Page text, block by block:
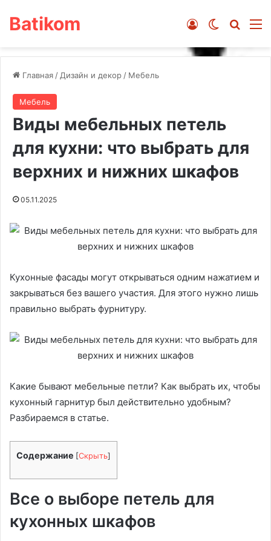
Batikom Switch skin
Войти
Главная / Дизайн и декор / Мебель
Мебель
Виды мебельных петель
для кухни: что выбрать для
верхних и нижних шкафов
05.11.2025
Кухонные фасады могут открываться одним нажатием и
закрываться без вашего участия. Для этого нужно лишь
правильно выбрать фурнитуру.
Какие бывают мебельные петли? Как выбрать их, чтобы
кухонный гарнитур был действительно удобным?
Разбираемся в статье.
Содержание [Скрыть]
Все о выборе петель для
кухонных шкафов